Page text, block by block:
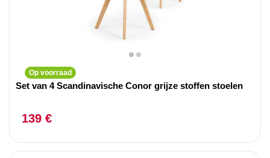
Op voorraad
Set van 4 Scandinavische Conor grijze stoffen stoelen
139 €